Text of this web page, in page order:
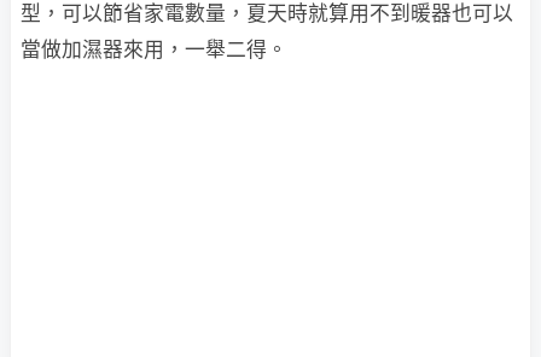
型，可以節省家電數量，夏天時就算用不到暖器也可以
當做加濕器來用，一舉二得。